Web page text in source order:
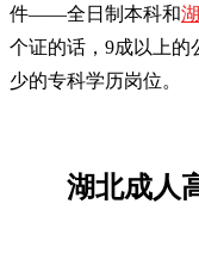
件——全日制本科和
个证的话，9成以上的
少的专科学历岗位。
湖北成人